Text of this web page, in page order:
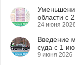
области с
24 июня 2026
Введение
суда с 1
9 июня 2026